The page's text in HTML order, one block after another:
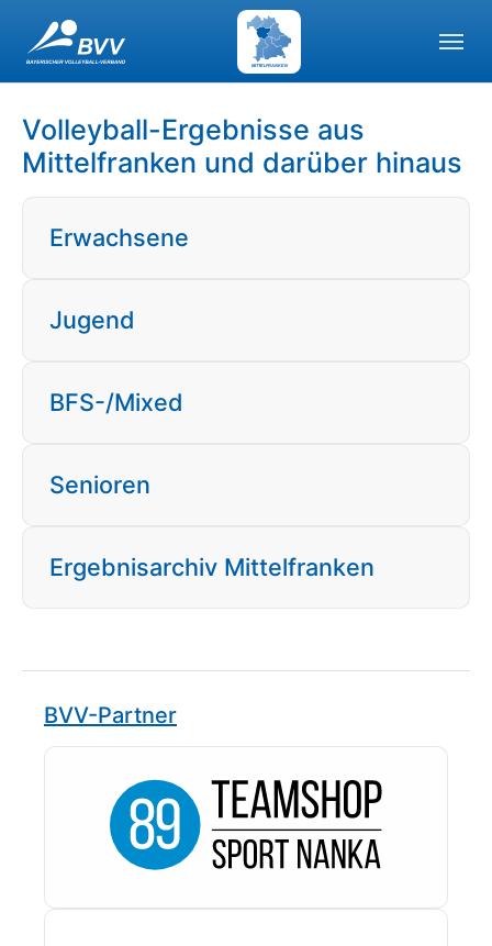
MITTELFRANKEN
Volleyball-Ergebnisse aus
Mittelfranken und darüber hinaus
Erwachsene
Jugend
BFS-/Mixed
Senioren
Ergebnisarchiv Mittelfranken
BVV-Partner